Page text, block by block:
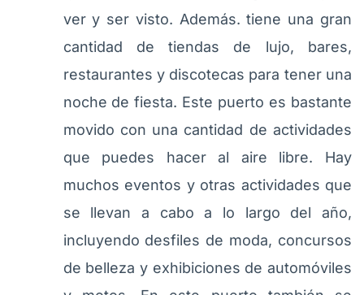
ver y ser visto. Además. tiene una gran
cantidad de tiendas de lujo, bares,
restaurantes y discotecas para tener una
noche de fiesta. Este puerto es bastante
movido con una cantidad de actividades
que puedes hacer al aire libre. Hay
muchos eventos y otras actividades que
se llevan a cabo a lo largo del año,
incluyendo desfiles de moda, concursos
de belleza y exhibiciones de automóviles